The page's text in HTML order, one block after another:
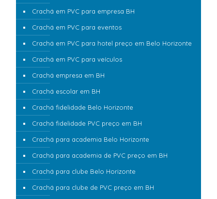
Crachá em PVC para empresa BH
Crachá em PVC para eventos
Crachá em PVC para hotel preço em Belo Horizonte
Crachá em PVC para veículos
Crachá empresa em BH
Crachá escolar em BH
Crachá fidelidade Belo Horizonte
Crachá fidelidade PVC preço em BH
Crachá para academia Belo Horizonte
Crachá para academia de PVC preço em BH
Crachá para clube Belo Horizonte
Crachá para clube de PVC preço em BH